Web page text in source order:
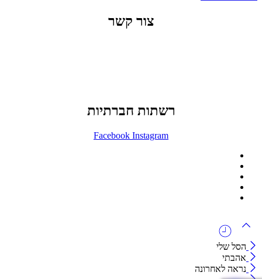
צור קשר
רשתות חברתיות
Facebook Instagram
הסל שלי
אהבתי
נראה לאחרונה